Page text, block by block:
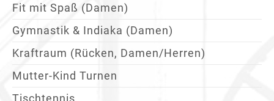
Fit mit Spaß (Damen)
Gymnastik & Indiaka (Damen)
Kraftraum (Rücken, Damen/Herren)
Mutter-Kind Turnen
Tischtennis